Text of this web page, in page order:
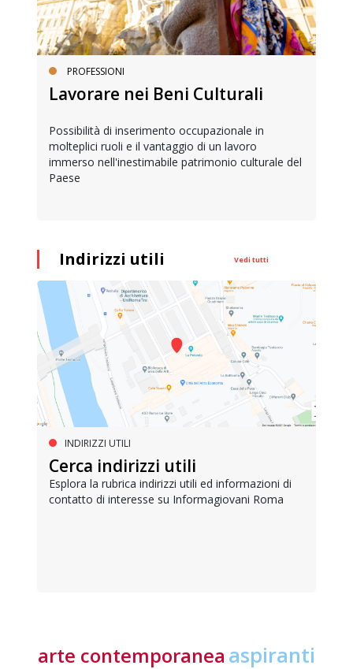
PROFESSIONI
Lavorare nei Beni Culturali
Possibilità di inserimento occupazionale in
molteplici ruoli e il vantaggio di un lavoro
immerso nell'inestimabile patrimonio culturale del
Paese
Indirizzi utili Vedi tutti
INDIRIZZI UTILI
Cerca indirizzi utili
Esplora la rubrica indirizzi utili ed informazioni di
contatto di interesse su Informagiovani Roma
arte contemporanea aspiranti